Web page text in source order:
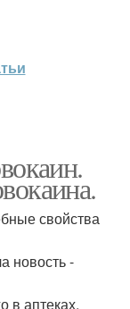
свойства
новость -
в аптеках,